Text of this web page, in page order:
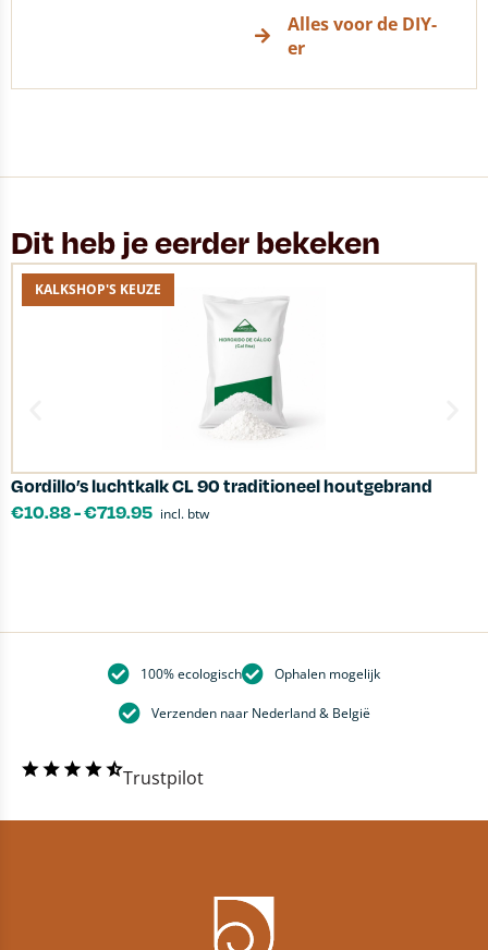
Alles voor de DIY-
er
Dit heb je eerder bekeken
KALKSHOP'S KEUZE
Gordillo’s luchtkalk CL 90 traditioneel houtgebrand
€10.88-€719.95 incl. btw
100% ecologisch Ophalen mogelijk
Verzenden naar Nederland & België
Trustpilot